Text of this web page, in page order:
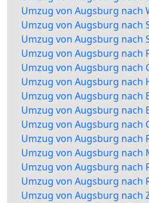
Umzug von Augsburg nach
Umzug von Augsburg nach
Umzug von Augsburg nach
Umzug von Augsburg nach
Umzug von Augsburg nach
Umzug von Augsburg nach
Umzug von Augsburg nach
Umzug von Augsburg nach
Umzug von Augsburg nach
Umzug von Augsburg nach
Umzug von Augsburg nach
Umzug von Augsburg nach
Umzug von Augsburg nach
Umzug von Augsburg nach